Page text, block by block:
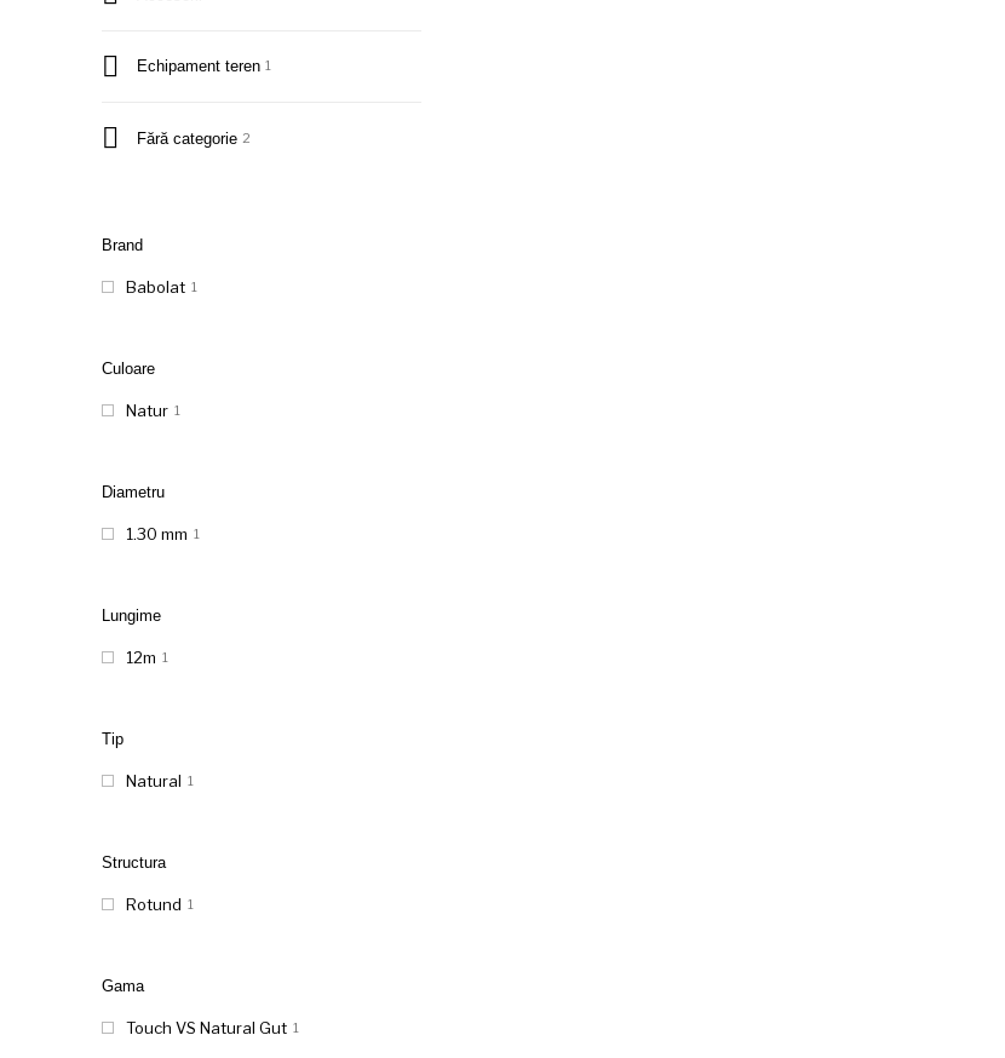
Echipament teren 1
Fără categorie 2
Brand
Babolat 1
Culoare
Natur 1
Diametru
1.30 mm 1
Lungime
12m 1
Tip
Natural 1
Structura
Rotund 1
Gama
Touch VS Natural Gut 1